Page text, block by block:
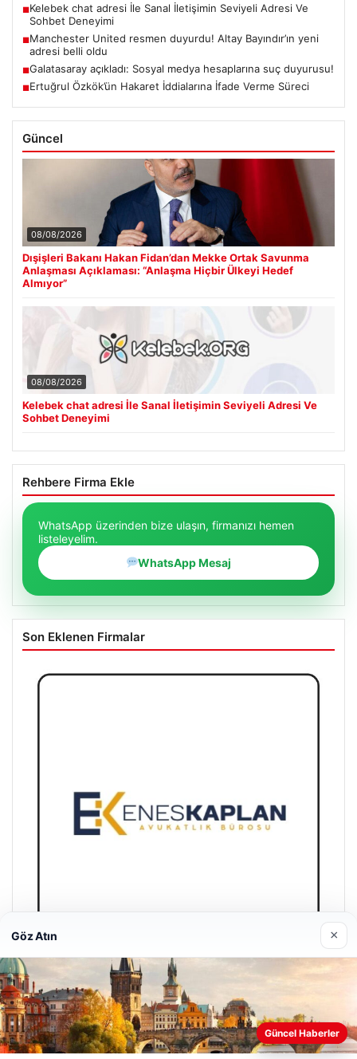
■Kelebek chat adresi İle Sanal İletişimin Seviyeli Adresi Ve
Sohbet Deneyimi
■Manchester United resmen duyurdu! Altay Bayındır’ın yeni
adresi belli oldu
■Galatasaray açıkladı: Sosyal medya hesaplarına suç duyurusu!
■Ertuğrul Özkök’ün Hakaret İddialarına İfade Verme Süreci
Güncel
08/08/2026
Dışişleri Bakanı Hakan Fidan’dan Mekke Ortak Savunma
Anlaşması Açıklaması: “Anlaşma Hiçbir Ülkeyi Hedef
Almıyor”
08/08/2026
Kelebek chat adresi İle Sanal İletişimin Seviyeli Adresi Ve
Sohbet Deneyimi
Rehbere Firma Ekle
WhatsApp üzerinden bize ulaşın, firmanızı hemen
listeleyelim.
WhatsApp Mesaj
Son Eklenen Firmalar
Enes Kaplan Avukatlık Bürosu
28/04/2026
Web sitemizi nasıl kullandığınızı daha iyi anlayabilmek,
deneyiminizi kişiselleştirmek ve geliştirmek amacıyla çerezler
Göz Atın ×
Güncel Haberler